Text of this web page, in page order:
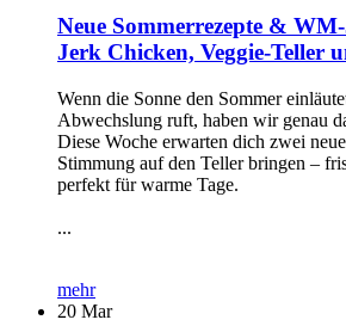
Neue Sommerrezepte &
Jerk Chicken, Veggie-Teller
Wenn die Sonne den Sommer
Abwechslung ruft, haben wir genau
Diese Woche erwarten dich zwei
Stimmung auf den Teller bringen –
perfekt für warme Tage.
...
mehr
20 Mar